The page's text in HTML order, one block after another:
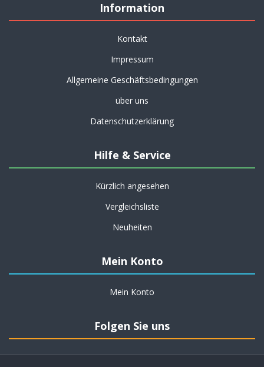
Information
Kontakt
Impressum
Allgemeine Geschäftsbedingungen
über uns
Datenschutzerklärung
Hilfe & Service
Kürzlich angesehen
Vergleichsliste
Neuheiten
Mein Konto
Mein Konto
Folgen Sie uns